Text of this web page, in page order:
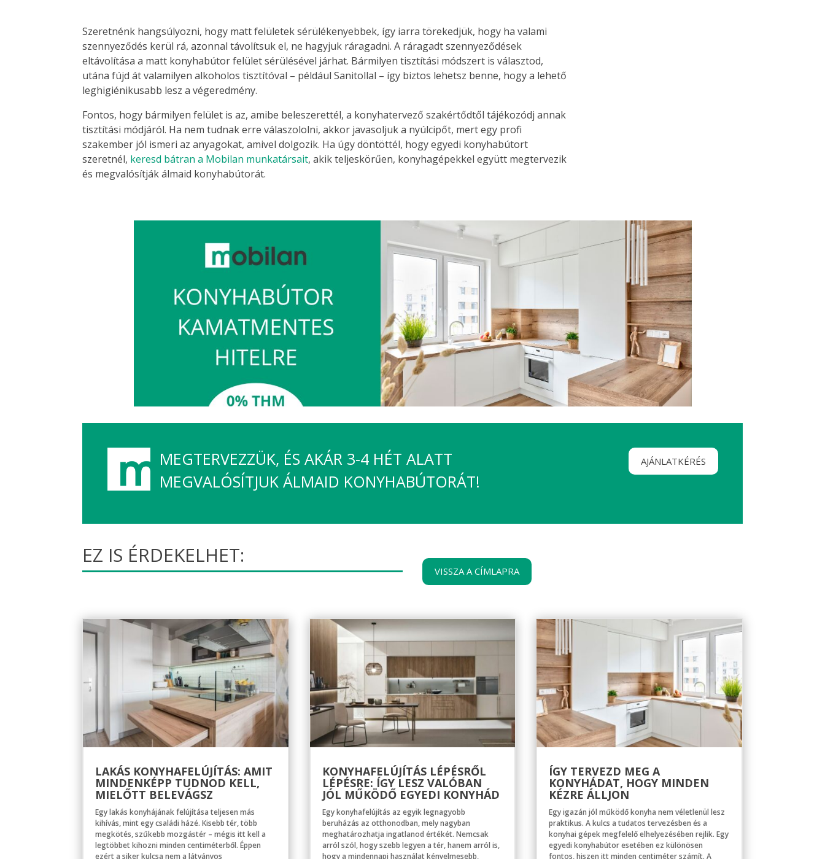
Szeretnénk hangsúlyozni, hogy matt felületek sérülékenyebbek, így iarra törekedjük, hogy ha valami
szennyeződés kerül rá, azonnal távolítsuk el, ne hagyjuk ráragadni. A ráragadt szennyeződések
eltávolítása a matt konyhabútor felület sérülésével járhat. Bármilyen tisztítási módszert is választod,
utána fújd át valamilyen alkoholos tisztítóval – például Sanitollal – így biztos lehetsz benne, hogy a lehető
leghigiénikusabb lesz a végeredmény.
Fontos, hogy bármilyen felület is az, amibe beleszerettél, a konyhatervező szakértődtől tájékozódj annak
tisztítási módjáról. Ha nem tudnak erre válaszololni, akkor javasoljuk a nyúlcipőt, mert egy profi
szakember jól ismeri az anyagokat, amivel dolgozik. Ha úgy döntöttél, hogy egyedi konyhabútort
szeretnél, keresd bátran a Mobilan munkatársait, akik teljeskörűen, konyhagépekkel együtt megtervezik
és megvalósítják álmaid konyhabútorát.
MEGTERVEZZÜK, ÉS AKÁR 3-4 HÉT ALATT
MEGVALÓSÍTJUK ÁLMAID KONYHABÚTORÁT!
AJÁNLATKÉRÉS
EZ IS ÉRDEKELHET:
VISSZA A CÍMLAPRA
LAKÁS KONYHAFELÚJÍTÁS: AMIT
MINDENKÉPP TUDNOD KELL,
MIELŐTT BELEVÁGSZ
Egy lakás konyhájának felújítása teljesen más
kihívás, mint egy családi házé. Kisebb tér, több
megkötés, szűkebb mozgástér – mégis itt kell a
legtöbbet kihozni minden centiméterből. Éppen
ezért a siker kulcsa nem a látványos
KONYHAFELÚJÍTÁS LÉPÉSRŐL
LÉPÉSRE: ÍGY LESZ VALÓBAN
JÓL MŰKÖDŐ EGYEDI KONYHÁD
Egy konyhafelújítás az egyik legnagyobb
beruházás az otthonodban, mely nagyban
meghatározhatja ingatlanod értékét. Nemcsak
arról szól, hogy szebb legyen a tér, hanem arról is,
hogy a mindennapi használat kényelmesebb,
ÍGY TERVEZD MEG A
KONYHÁDAT, HOGY MINDEN
KÉZRE ÁLLJON
Egy igazán jól működő konyha nem véletlenül lesz
praktikus. A kulcs a tudatos tervezésben és a
konyhai gépek megfelelő elhelyezésében rejlik. Egy
egyedi konyhabútor esetében ez különösen
fontos, hiszen itt minden centiméter számít. A